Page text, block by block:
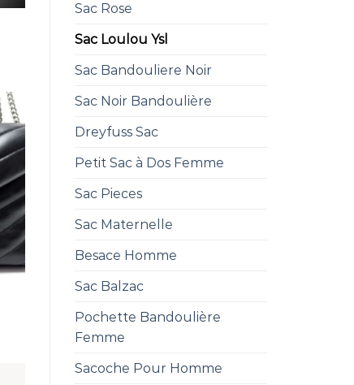
Sac Rose
Sac Loulou Ysl
Sac Bandouliere Noir
Sac Noir Bandoulière
Dreyfuss Sac
Petit Sac à Dos Femme
Sac Pieces
Sac Maternelle
Besace Homme
Sac Balzac
Pochette Bandoulière
Femme
Sacoche Pour Homme